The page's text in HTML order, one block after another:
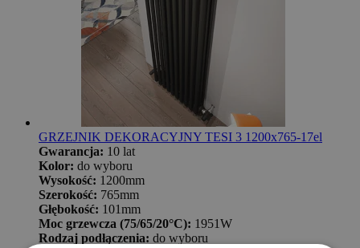
GRZEJNIK DEKORACYJNY TESI 3 1200x765-17el
Gwarancja: 10 lat
Kolor: do wyboru
Wysokość: 1200mm
Szerokość: 765mm
Głębokość: 101mm
Moc grzewcza (75/65/20°C): 1951W
Rodzaj podłączenia: do wyboru